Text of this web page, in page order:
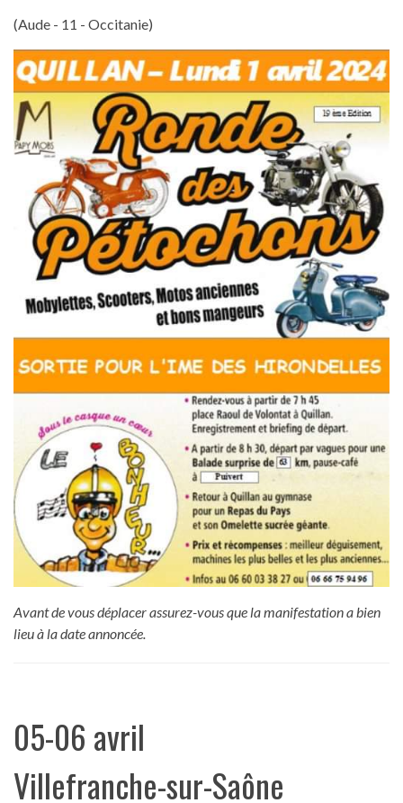
(Aude - 11 - Occitanie)
Avant de vous déplacer assurez-vous que la manifestation a bien
lieu à la date annoncée.
05-06 avril
Villefranche-sur-Saône